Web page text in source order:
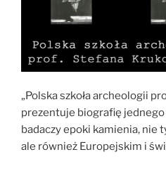
„Polska szkoła archeologii
prezentuje biografię
badaczy epoki kamienia, nie
ale również Europejskim i